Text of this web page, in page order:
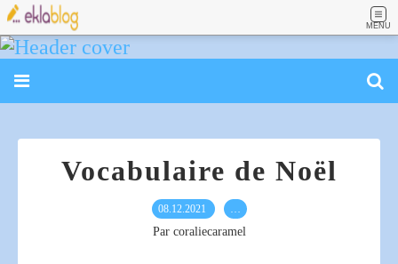
MENU
Vocabulaire de Noël
08.12.2021 …
Par coraliecaramel